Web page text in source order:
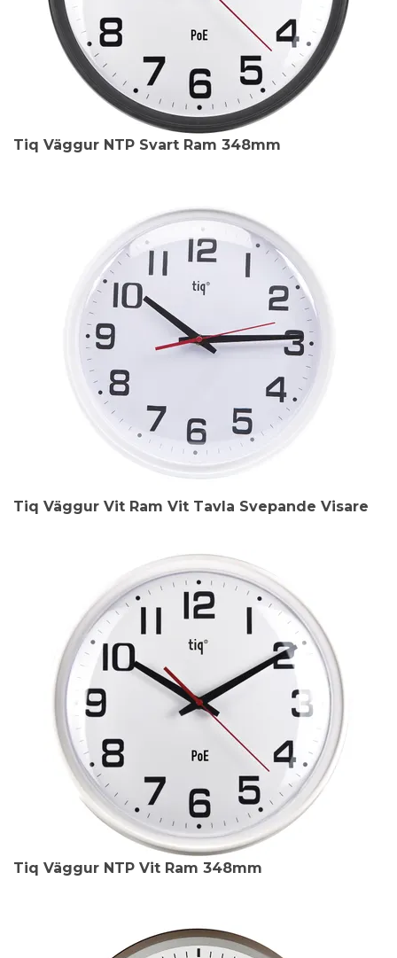
Tiq Väggur NTP Svart Ram 348mm
Tiq Väggur Vit Ram Vit Tavla Svepande Visare
Tiq Väggur NTP Vit Ram 348mm